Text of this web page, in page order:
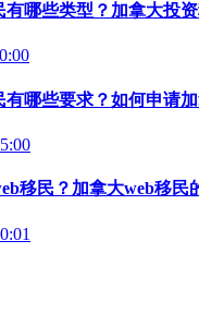
有哪些类型？加拿大投
有哪些要求？如何申请
移民？加拿大web移民